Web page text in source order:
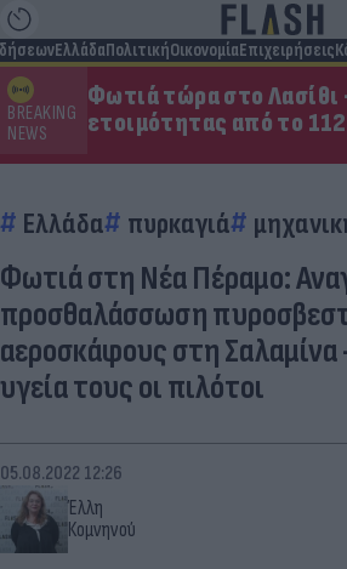
ΕλλάδαΠολιτικήΟικονομίαΕπιχειρήσεις
BREAKING
NEWS
Φωτιά τώρα στο
ετοιμότητας από το 112
Ελλάδα πυρκαγιά
Φωτιά στη Νέα Πέραμο:
προσθαλάσσωση
αεροσκάφους στη
υγεία τους οι πιλότοι
Έλλη
Κομνηνού
05.08.2022 12:26